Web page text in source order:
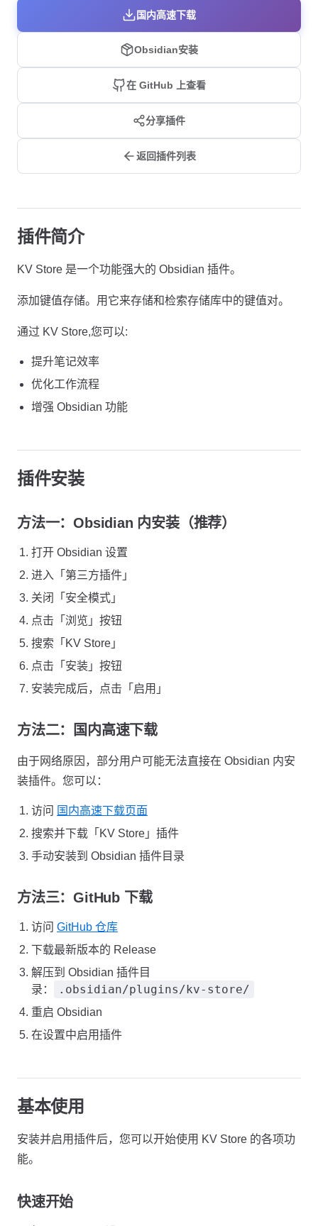
国内高速下载
Obsidian安装
在 GitHub 上查看
分享插件
返回插件列表
插件简介
KV Store 是一个功能强大的 Obsidian 插件。
添加键值存储。用它来存储和检索存储库中的键值对。
通过 KV Store,您可以:
提升笔记效率
优化工作流程
增强 Obsidian 功能
插件安装
方法一：Obsidian 内安装（推荐）
打开 Obsidian 设置
进入「第三方插件」
关闭「安全模式」
点击「浏览」按钮
搜索「KV Store」
点击「安装」按钮
安装完成后，点击「启用」
方法二：国内高速下载
由于网络原因，部分用户可能无法直接在 Obsidian 内安
装插件。您可以：
访问 国内高速下载页面
搜索并下载「KV Store」插件
手动安装到 Obsidian 插件目录
方法三：GitHub 下载
访问 GitHub 仓库
下载最新版本的 Release
解压到 Obsidian 插件目
录：
.obsidian/plugins/kv-store/
重启 Obsidian
在设置中启用插件
基本使用
安装并启用插件后，您可以开始使用 KV Store 的各项功
能。
快速开始